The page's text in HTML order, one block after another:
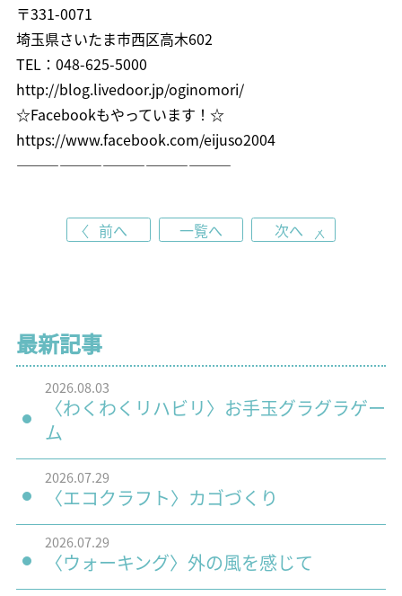
〒331-0071
埼玉県さいたま市西区高木602
TEL：048-625-5000
http://blog.livedoor.jp/oginomori/
☆Facebookもやっています！☆
https://www.facebook.com/eijuso2004
———————————————
前へ 一覧へ 次へ
最新記事
2026.08.03
〈わくわくリハビリ〉お手玉グラグラゲー
ム
2026.07.29
〈エコクラフト〉カゴづくり
2026.07.29
〈ウォーキング〉外の風を感じて